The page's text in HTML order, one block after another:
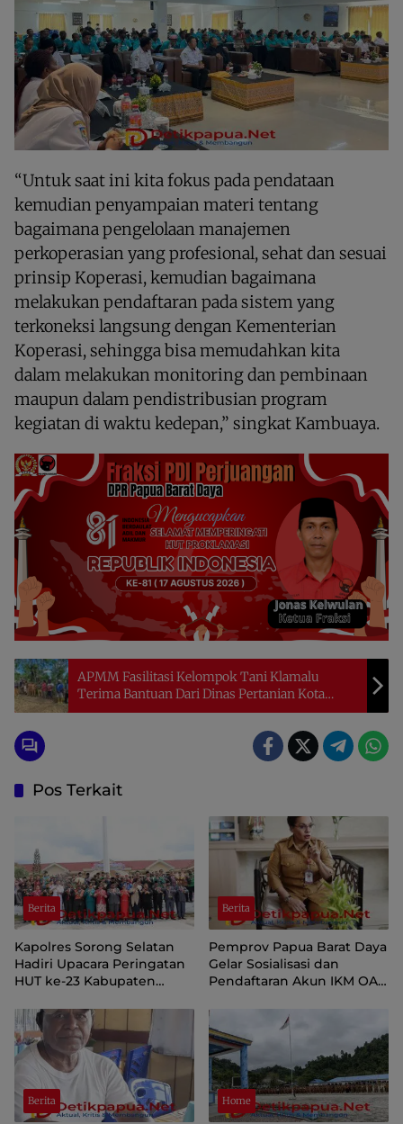
“Untuk saat ini kita fokus pada pendataan
kemudian penyampaian materi tentang
bagaimana pengelolaan manajemen
perkoperasian yang profesional, sehat dan sesuai
prinsip Koperasi, kemudian bagaimana
melakukan pendaftaran pada sistem yang
terkoneksi langsung dengan Kementerian
Koperasi, sehingga bisa memudahkan kita
dalam melakukan monitoring dan pembinaan
maupun dalam pendistribusian program
kegiatan di waktu kedepan,” singkat Kambuaya.
APMM Fasilitasi Kelompok Tani Klamalu
Terima Bantuan Dari Dinas Pertanian Kota
Sorong
Pos Terkait
Berita
Kapolres Sorong Selatan
Hadiri Upacara Peringatan
HUT ke-23 Kabupaten
Berita
Pemprov Papua Barat Daya
Gelar Sosialisasi dan
Pendaftaran Akun IKM OAP
Berita Home